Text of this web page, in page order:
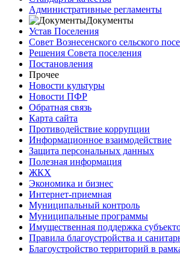
Административные регламенты
Документы
Устав Поселения
Совет Вознесенского сельского
Решения Совета поселения
Постановления
Прочее
Новости культуры
Новости ПФР
Обратная связь
Карта сайта
Противодействие коррупции
Информационное взаимодействие
Защита персональных данных
Полезная информация
ЖКХ
Экономика и бизнес
Интернет-приемная
Муниципальный контроль
Муниципальные программы
Имущественная поддержка
Правила благоустройства и
Благоустройство территорий в